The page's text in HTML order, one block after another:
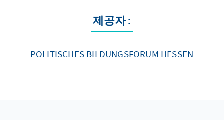
제공자 :
POLITISCHES BILDUNGSFORUM HESSEN